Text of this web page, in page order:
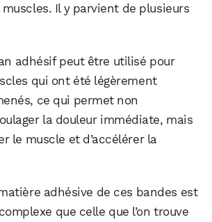
Il y parvient de plusieurs
adhésif peut être utilisé pour
qui ont été légèrement
ce qui permet non
la douleur immédiate, mais
le muscle et d’accélérer la
adhésive de ces bandes est
que celle que l’on trouve